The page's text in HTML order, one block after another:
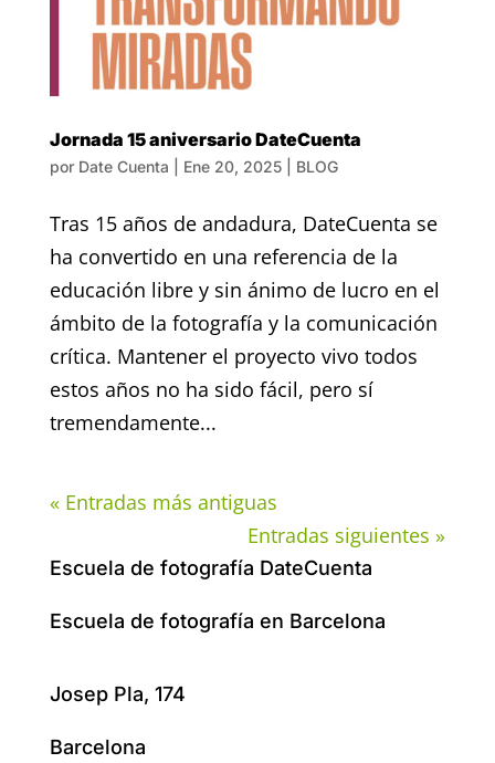
Jornada 15 aniversario DateCuenta
por Date Cuenta Ene 20, 2025| BLOG
Tras 15 años de andadura, DateCuenta se
ha convertido en una referencia de la
educación libre y sin ánimo de lucro en el
ámbito de la fotografía y la comunicación
crítica. Mantener el proyecto vivo todos
estos años no ha sido fácil, pero sí
tremendamente...
« Entradas más antiguas
Entradas siguientes »
Escuela de fotografía DateCuenta
Escuela de fotografía en Barcelona
Josep Pla, 174
Barcelona